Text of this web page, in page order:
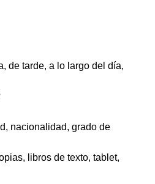
de tarde, a lo largo del día,
nacionalidad, grado de
libros de texto, tablet,